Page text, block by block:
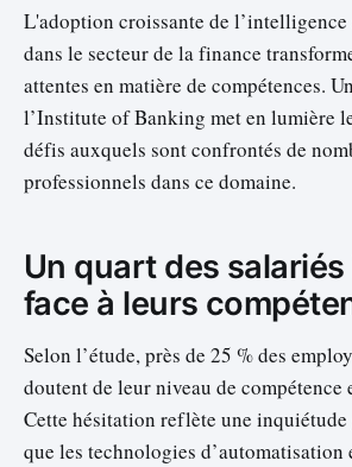
L'adoption croissante de
dans le secteur de la finance
attentes en matière de compétences.
l’Institute of Banking met en lumière
défis auxquels sont confrontés de
professionnels dans ce domaine.
Un quart des
face à leurs
Selon l’étude, près de 25 % des
doutent de leur niveau de compétence
Cette hésitation reflète une
que les technologies d’automatisation